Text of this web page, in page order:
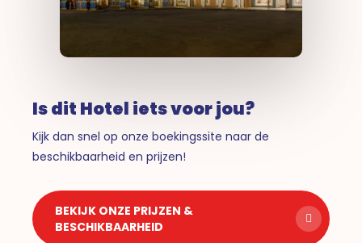
Is dit Hotel iets voor jou?
Kijk dan snel op onze boekingssite naar de
beschikbaarheid en prijzen!
BEKIJK ONZE PRIJZEN &
BESCHIKBAARHEID